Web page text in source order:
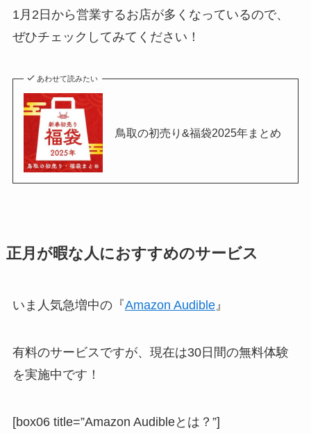
1月2日から営業するお店が多くなっているので、
ぜひチェックしてみてください！
あわせて読みたい
鳥取の初売り&福袋2025年まとめ
正月が暇な人におすすめのサービス
いま人気急増中の『Amazon Audible』
有料のサービスですが、現在は30日間の無料体験
を実施中です！
[box06 title=”Amazon Audibleとは？”]